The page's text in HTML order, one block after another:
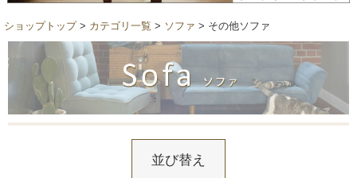
ショップトップ> カテゴリ一覧 > ソファ > その他ソファ
並び替え